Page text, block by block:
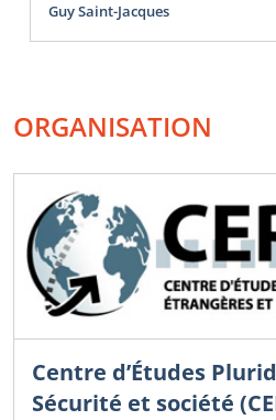
Guy Saint-Jacques
ORGANISATION
Centre d’Études
Sécurité et société